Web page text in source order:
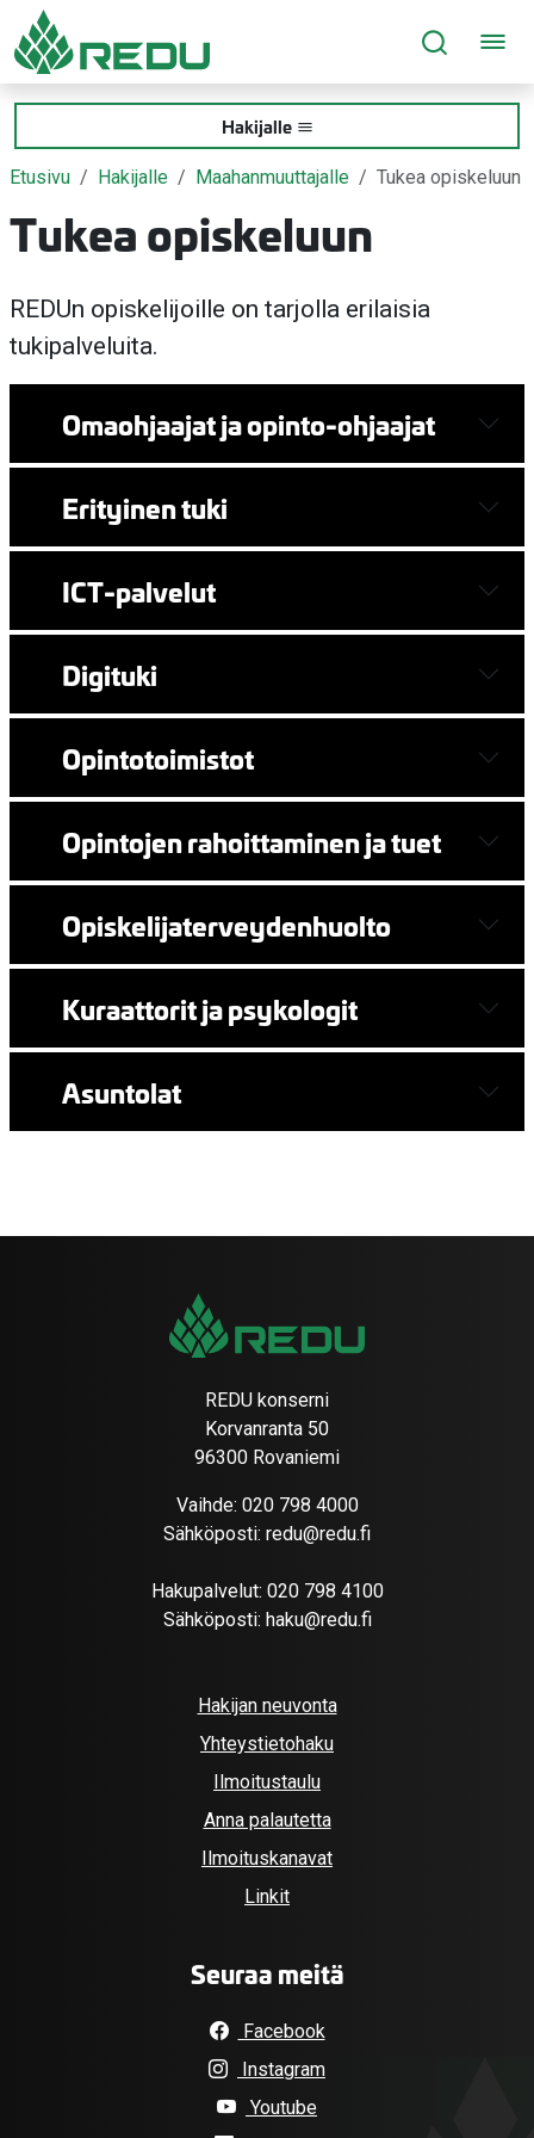
Siirry sivusisältöön
Hakijalle
Etusivu Hakijalle Maahanmuuttajalle Tukea opiskeluun
Tukea opiskeluun
REDUn opiskelijoille on tarjolla erilaisia
tukipalveluita.
Omaohjaajat ja opinto-ohjaajat
Erityinen tuki
ICT-palvelut
Digituki
Opintotoimistot
Opintojen rahoittaminen ja tuet
Opiskelijaterveydenhuolto
Kuraattorit ja psykologit
Asuntolat
REDU konserni
Korvanranta 50
96300 Rovaniemi
Vaihde: 020 798 4000
Sähköposti: redu@redu.fi
Hakupalvelut: 020 798 4100
Sähköposti: haku@redu.fi
Hakijan neuvonta
Yhteystietohaku
Ilmoitustaulu
Anna palautetta
Ilmoituskanavat
Linkit
Seuraa meitä
Facebook
Instagram
Youtube